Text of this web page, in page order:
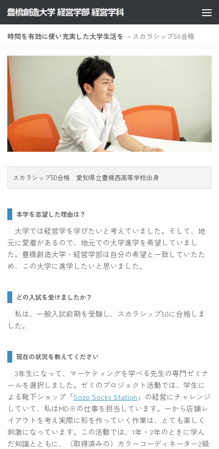
コンテンツへスキップ
時間を有効に使い充実した大学生活を －スカラシップ50合格
スカラシップ50合格 愛知県立豊橋西高等学校出身
本学を志望した理由は？
大学では経営学を学びたいと考えていました。そして、地
元に愛着があるので、地元での大学進学を希望していまし
た。豊橋創造大学・経営学部は自分の希望と一致していたた
め、この大学に進学したいと思いました。
どの入試を受けましたか？
私は、一般入試前期を受験し、スカラシップ50に合格しま
した。
現在の状況を教えてください
3年生になって、マーケティングを学べる先生の専門ゼミナ
ールを選択しました。ゼミのプロジェクト活動では、学生に
よる靴下ショップ「Sozo Socks Station 」の経営にチャレンジ
していて、私はMD※の仕事を担当しています。一から店舗レ
イアウトを考え実際に形を作っていく作業は、とても楽しく
刺激になっています。この活動では、1年・2年のときに学ん
だ知識とともに、（取得済みの）カラーコーディネーター2級